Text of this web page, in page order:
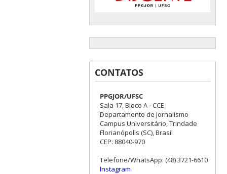
CONTATOS
PPGJOR/UFSC
Sala 17, Bloco A - CCE
Departamento de Jornalismo
Campus Universitário, Trindade
Florianópolis (SC), Brasil
CEP: 88040-970
Telefone/WhatsApp: (48) 3721-6610
Instagram